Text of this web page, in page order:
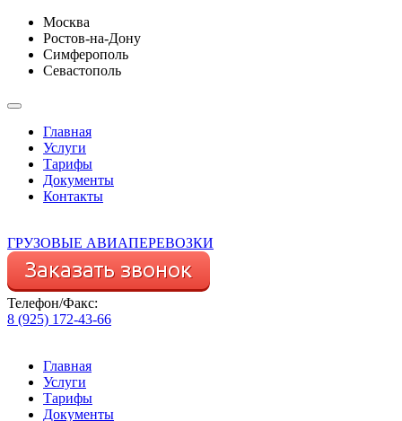
Москва
Ростов-на-Дону
Симферополь
Севастополь
Главная
Услуги
Тарифы
Документы
Контакты
ГРУЗОВЫЕ АВИАПЕРЕВОЗКИ
Телефон/Факс:
8 (925) 172-43-66
Главная
Услуги
Тарифы
Документы